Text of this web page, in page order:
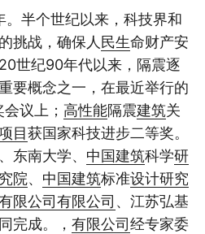
。半个世纪以来，科技界和
挑战，确保人 民生命财产安
世纪90年代以来，隔震逐
要概念之一，在最近举行的
会议上； 高性能隔震建筑关
目获国家科技进步二等奖。
东南大学、 中国建筑科学研
院、 中国建筑标准设计研究
限公司有限公司 、江苏弘基
完成。， 有限公司经专家委